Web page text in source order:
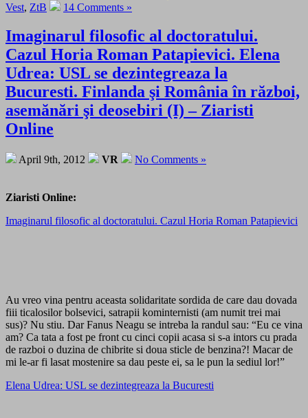
Vest, ZtB 14 Comments »
Imaginarul filosofic al doctoratului.
Cazul Horia Roman Patapievici. Elena
Udrea: USL se dezintegreaza la
Bucuresti. Finlanda şi România în război,
asemănări şi deosebiri (I) – Ziaristi
Online
April 9th, 2012 VR No Comments »
Ziaristi Online:
Imaginarul filosofic al doctoratului. Cazul Horia Roman Patapievici
Au vreo vina pentru aceasta solidaritate sordida de care dau dovada
fiii ticalosilor bolsevici, satrapii kominternisti (am numit trei mai
sus)? Nu stiu. Dar Fanus Neagu se intreba la randul sau: “Eu ce vina
am? Ca tata a fost pe front cu cinci copii acasa si s-a intors cu prada
de razboi o duzina de chibrite si doua sticle de benzina?! Macar de
mi le-ar fi lasat mostenire sa dau peste ei, sa le pun la sediul lor!”
Elena Udrea: USL se dezintegreaza la Bucuresti